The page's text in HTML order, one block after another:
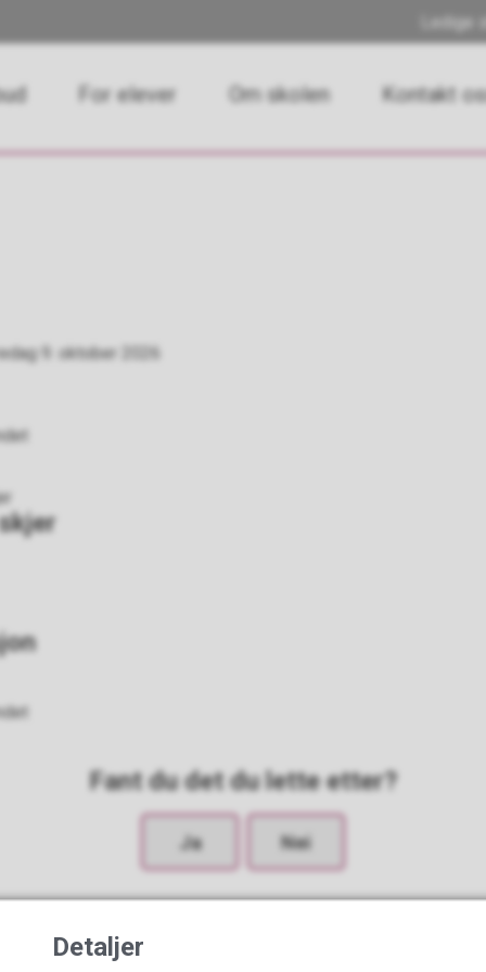
Ledige
For elever Om skolen Kontakt
9. oktober 2026
Fant du det du lette etter?
Ja Nei
Detaljer